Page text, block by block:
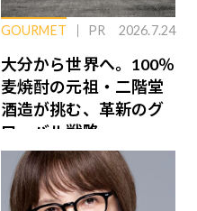
GOURMET PR 2026.7.24
大分から世界へ。100％
麦焼酎の元祖・二階堂
酒造が挑む、革新のグ
ローバル戦略